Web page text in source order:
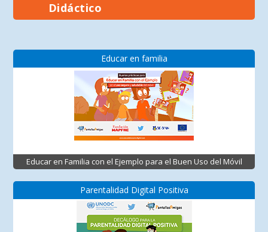
Didáctico
Educar en familia
Educar en Familia con el Ejemplo para el Buen Uso del Móvil
Parentalidad Digital Positiva